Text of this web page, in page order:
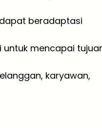
beradaptasi
mencapai
karyawan,